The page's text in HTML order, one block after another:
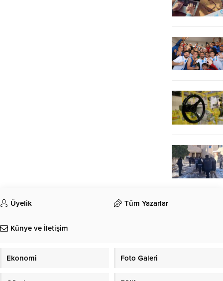
Üyelik Tüm Yazarlar
Künye ve İletişim
Ekonomi Foto Galeri